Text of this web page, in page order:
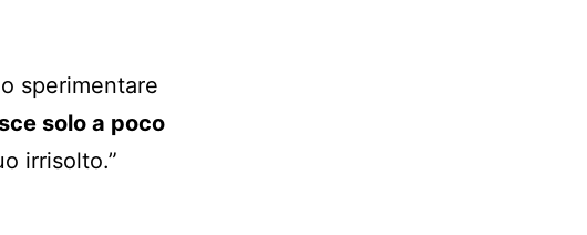
sperimentare
solo a poco
irrisolto.”